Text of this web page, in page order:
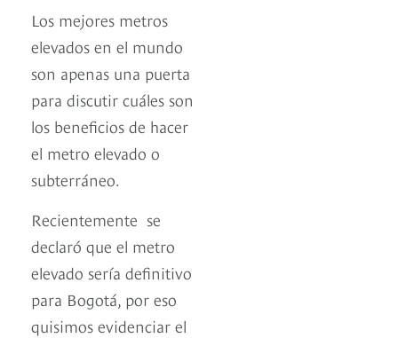
Los mejores metros
elevados en el mundo
son apenas una puerta
para discutir cuáles son
los beneficios de hacer
el metro elevado o
subterráneo.
Recientemente se
declaró que el metro
elevado sería definitivo
para Bogotá, por eso
quisimos evidenciar el